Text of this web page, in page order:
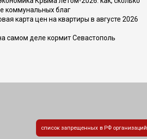
коммунальных благ
карта цен на квартиры в августе 2026
самом деле кормит Севастополь
список запрещенных в РФ организаций